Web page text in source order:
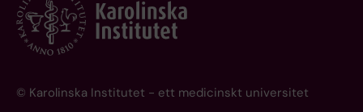
© Karolinska Institutet - ett medicinskt universitet